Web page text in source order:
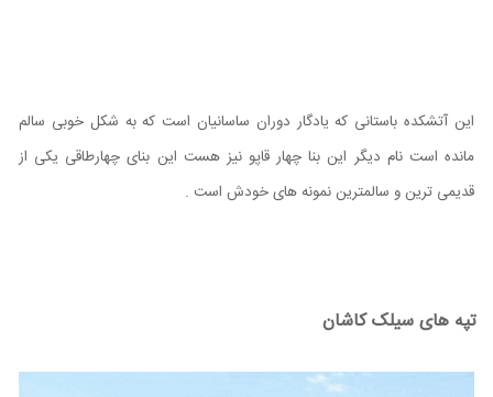
این آتشکده باستانی که یادگار دوران ساسانیان است که به شکل خوبی سالم
مانده است نام دیگر این بنا چهار قاپو نیز هست این بنای چهارطاقی یکی از
قدیمی ترین و سالمترین نمونه های خودش است .
تپه های سیلک کاشان